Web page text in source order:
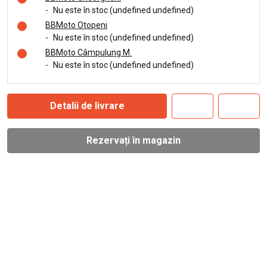
-
Nu este în stoc (undefined undefined)
BBMoto Otopeni
-
Nu este în stoc (undefined undefined)
BBMoto Câmpulung M.
-
Nu este în stoc (undefined undefined)
Detalii de livrare
Rezervați în magazin